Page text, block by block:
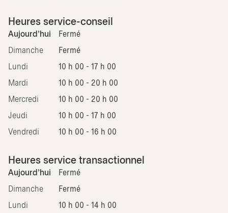
Heures service-conseil
Aujourd'hui Fermé
Dimanche Fermé
Lundi 10 h 00 - 17 h 00
Mardi 10 h 00 - 20 h 00
Mercredi 10 h 00 - 20 h 00
Jeudi 10 h 00 - 17 h 00
Vendredi 10 h 00 - 16 h 00
Heures service transactionnel
Aujourd'hui Fermé
Dimanche Fermé
Lundi 10 h 00 - 14 h 00